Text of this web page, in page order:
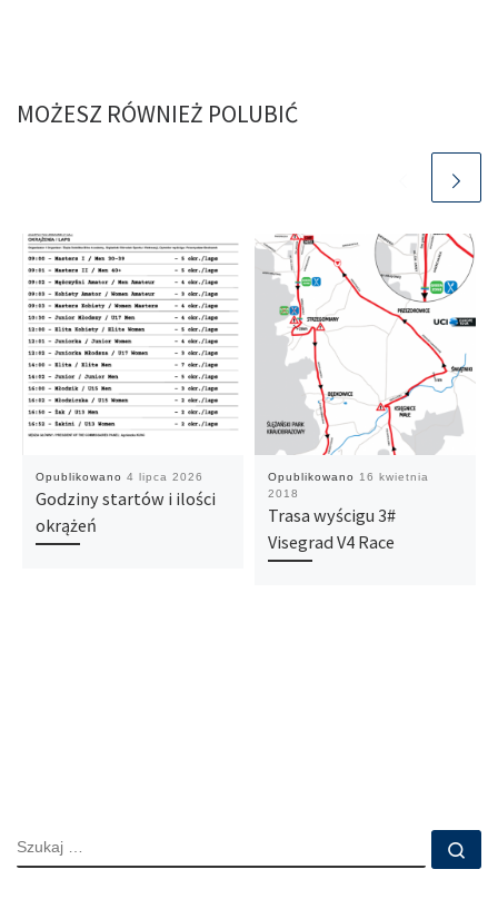
MOŻESZ RÓWNIEŻ POLUBIĆ
Opublikowano 4 lipca 2026
Godziny startów i ilości
okrążeń
Opublikowano
16 kwietnia
2018
Trasa wyścigu 3#
Visegrad V4 Race
SZUKAJ